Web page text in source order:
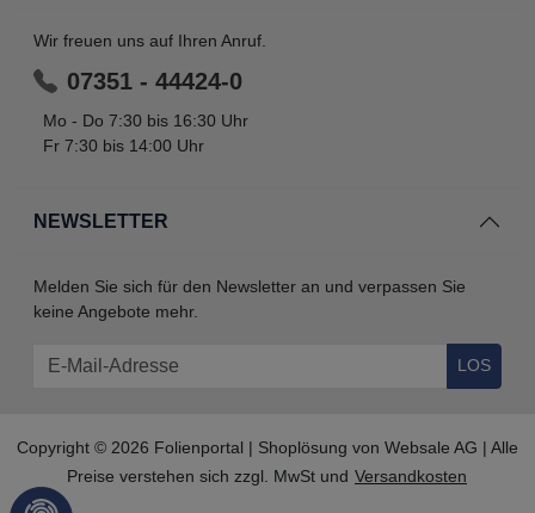
NEWSLETTER
Melden Sie sich für den Newsletter an und verpassen Sie
keine Angebote mehr.
LOS
Wir freuen uns auf Ihren Anruf.
07351 - 44424-0
Mo - Do 7:30 bis 16:30 Uhr
Fr 7:30 bis 14:00 Uhr
Copyright © 2026 Folienportal | Shoplösung von Websale AG | Alle
Preise verstehen sich zzgl. MwSt und Versandkosten